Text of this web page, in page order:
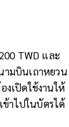
TWD และ
ามบินเถาหยวน
เปิดใช้งานให้
าไปในบัตรได้